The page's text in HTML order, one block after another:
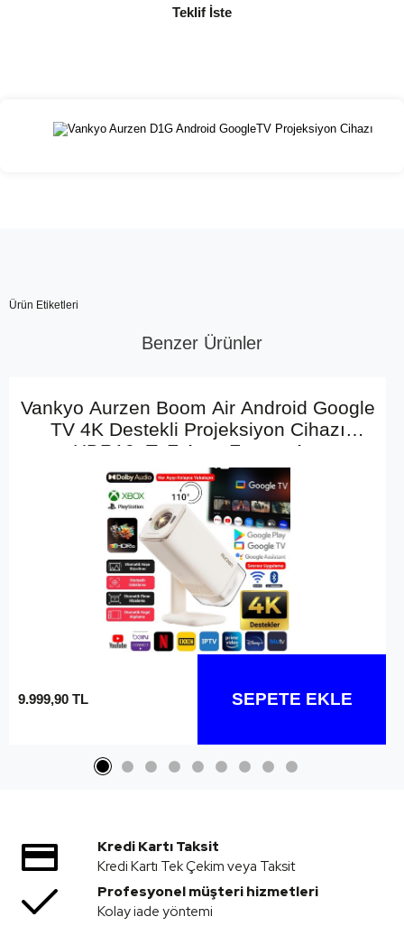
Teklif İste
Ürün Etiketleri
Benzer Ürünler
Vankyo Aurzen Boom Air Android Google
TV 4K Destekli Projeksiyon Cihazı
+HDR10+ToF Auto Focus+Auto
Keystone+6G WiFi+6.1BT+Dolby Ses
Sistemi+Powerbank Desteği -
PS5/PS4/XBOX
9.999,90 TL SEPETE EKLE
Kredi Kartı Taksit
Kredi Kartı Tek Çekim veya Taksit
Profesyonel müşteri hizmetleri
Kolay iade yöntemi